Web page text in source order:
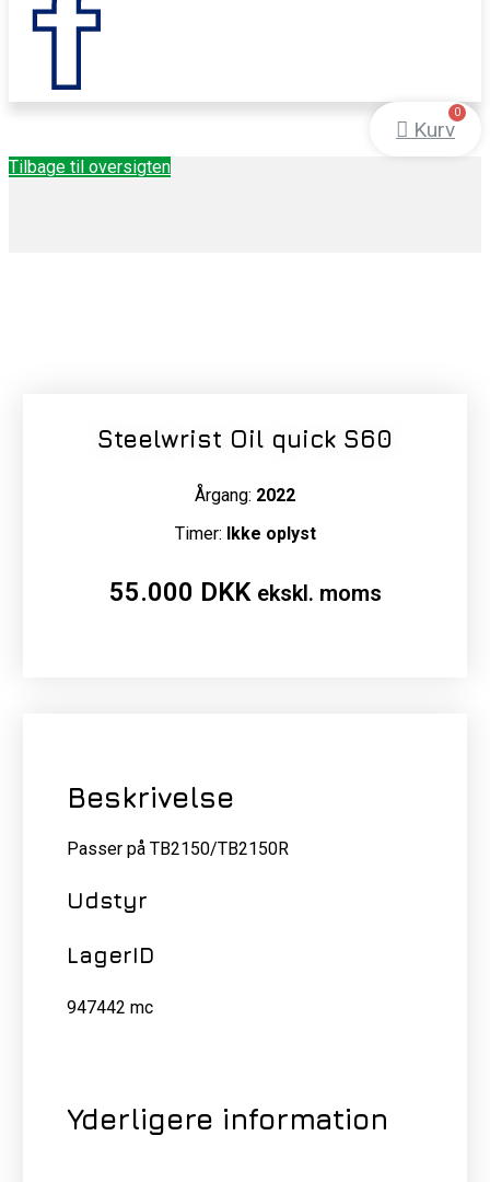
Kurv
Tilbage til oversigten
Steelwrist Oil quick S60
Årgang: 2022
Timer: Ikke oplyst
55.000 DKK ekskl. moms
Beskrivelse
Passer på TB2150/TB2150R
Udstyr
LagerID
947442 mc
Yderligere information